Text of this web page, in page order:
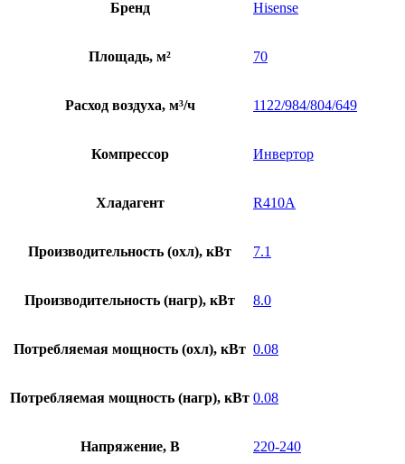
Бренд Hisense
Площадь, м² 70
Расход воздуха, м³/ч 1122/984/804/649
Компрессор Инвертор
Хладагент R410A
Производительность (охл), кВт 7.1
Производительность (нагр), кВт 8.0
Потребляемая мощность (охл), кВт 0.08
Потребляемая мощность (нагр), кВт 0.08
Напряжение, В 220-240